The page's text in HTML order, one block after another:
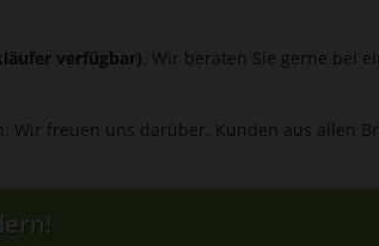
verfügbar) . Wir beraten Sie gerne bei
Wir freuen uns darüber, Kunden aus allen